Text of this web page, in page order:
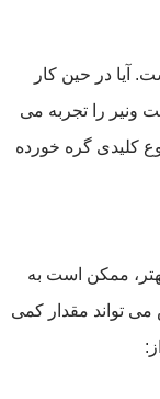
آیا در حین کار
ونیر را تجربه می
کلیدی گره خورده
ممکن است به
می تواند مقدار کمی